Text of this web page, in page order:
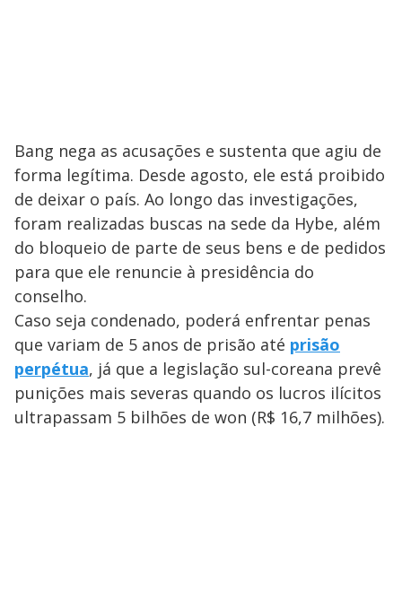
Bang nega as acusações e sustenta que agiu de
forma legítima. Desde agosto, ele está proibido
de deixar o país. Ao longo das investigações,
foram realizadas buscas na sede da Hybe, além
do bloqueio de parte de seus bens e de pedidos
para que ele renuncie à presidência do
conselho.
Caso seja condenado, poderá enfrentar penas
que variam de 5 anos de prisão até prisão
perpétua, já que a legislação sul-coreana prevê
punições mais severas quando os lucros ilícitos
ultrapassam 5 bilhões de won (R$ 16,7 milhões).